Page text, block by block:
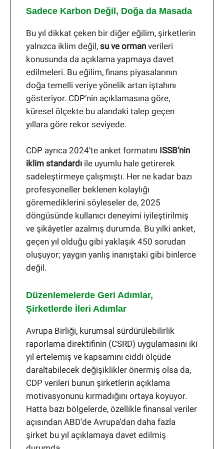
Sadece Karbon Değil, Doğa da Masada
Bu yıl dikkat çeken bir diğer eğilim, şirketlerin
yalnızca iklim değil, su ve orman verileri
konusunda da açıklama yapmaya davet
edilmeleri. Bu eğilim, finans piyasalarının
doğa temelli veriye yönelik artan iştahını
gösteriyor. CDP’nin açıklamasına göre,
küresel ölçekte bu alandaki talep geçen
yıllara göre rekor seviyede.
CDP ayrıca 2024’te anket formatını ISSB’nin
iklim standardı ile uyumlu hale getirerek
sadeleştirmeye çalışmıştı. Her ne kadar bazı
profesyoneller beklenen kolaylığı
göremediklerini söyleseler de, 2025
döngüsünde kullanıcı deneyimi iyileştirilmiş
ve şikâyetler azalmış durumda. Bu yılki anket,
geçen yıl olduğu gibi yaklaşık 450 sorudan
oluşuyor; yaygın yanlış inanıştaki gibi binlerce
değil.
Düzenlemelerde Geri Adımlar,
Şirketlerde İleri Adımlar
Avrupa Birliği, kurumsal sürdürülebilirlik
raporlama direktifinin (CSRD) uygulamasını iki
yıl ertelemiş ve kapsamını ciddi ölçüde
daraltabilecek değişiklikler önermiş olsa da,
CDP verileri bunun şirketlerin açıklama
motivasyonunu kırmadığını ortaya koyuyor.
Hatta bazı bölgelerde, özellikle finansal veriler
açısından ABD’de Avrupa’dan daha fazla
şirket bu yıl açıklamaya davet edilmiş